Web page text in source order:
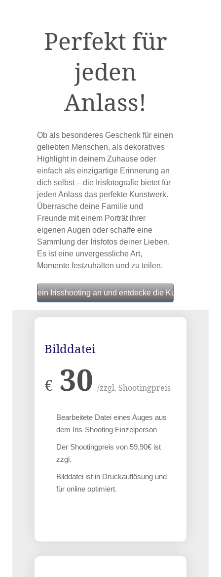
Perfekt für
jeden
Anlass!
Ob als besonderes Geschenk für einen
geliebten Menschen, als dekoratives
Highlight in deinem Zuhause oder
einfach als einzigartige Erinnerung an
dich selbst – die Irisfotografie bietet für
jeden Anlass das perfekte Kunstwerk.
Überrasche deine Familie und
Freunde mit einem Porträt ihrer
eigenen Augen oder schaffe eine
Sammlung der Irisfotos deiner Lieben.
Es ist eine unvergessliche Art,
Momente festzuhalten und zu teilen.
jetzt für Dein Irisshooting an und entdecke die Kunst in
Bilddatei
€ 30 /zzgl. Shootingpreis
Bearbeitete Datei eines Auges aus
dem Iris-Shooting Einzelperson
Der Shootingpreis von 59,90€ ist
zzgl.
Bilddatei ist in Druckauflösung und
für online optimiert.